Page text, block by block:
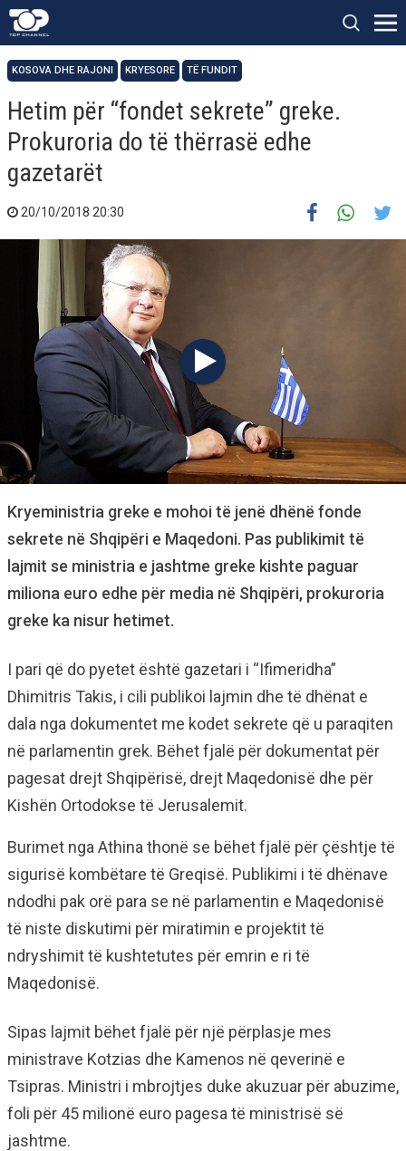
KOSOVA DHE RAJONI KRYESORE TË FUNDIT
Hetim për “fondet sekrete” greke.
Prokuroria do të thërrasë edhe
gazetarët
20/10/2018 20:30
Kryeministria greke e mohoi të jenë dhënë fonde
sekrete në Shqipëri e Maqedoni. Pas publikimit të
lajmit se ministria e jashtme greke kishte paguar
miliona euro edhe për media në Shqipëri, prokuroria
greke ka nisur hetimet.
I pari që do pyetet është gazetari i “Ifimeridha”
Dhimitris Takis, i cili publikoi lajmin dhe të dhënat e
dala nga dokumentet me kodet sekrete që u paraqiten
në parlamentin grek. Bëhet fjalë për dokumentat për
pagesat drejt Shqipërisë, drejt Maqedonisë dhe për
Kishën Ortodokse të Jerusalemit.
Burimet nga Athina thonë se bëhet fjalë për çështje të
sigurisë kombëtare të Greqisë. Publikimi i të dhënave
ndodhi pak orë para se në parlamentin e Maqedonisë
të niste diskutimi për miratimin e projektit të
ndryshimit të kushtetutes për emrin e ri të
Maqedonisë.
Sipas lajmit bëhet fjalë për një përplasje mes
ministrave Kotzias dhe Kamenos në qeverinë e
Tsipras. Ministri i mbrojtjes duke akuzuar për abuzime,
foli për 45 milionë euro pagesa të ministrisë së
jashtme.